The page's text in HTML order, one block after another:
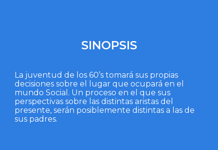
SINOPSIS
La juventud de los 60’s tomará sus propias
decisiones sobre el lugar que ocupará en el
mundo Social. Un proceso en el que sus
perspectivas sobre las distintas aristas del
presente, serán posiblemente distintas a las de
sus padres.